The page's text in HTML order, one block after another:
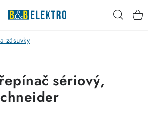
zboží
zásuvky
sériový,